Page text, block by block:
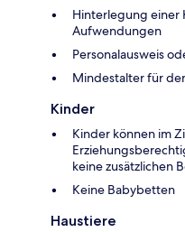
Hinterlegung einer
Aufwendungen
Personalausweis
Mindestalter für
Kinder
Kinder können im
keine zusätzlichen
Keine Babybetten
Haustiere